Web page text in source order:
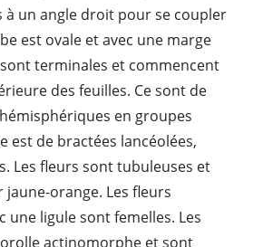
à un angle droit pour se coupler
est ovale et avec une marge
terminales et commencent
des feuilles. Ce sont de
en groupes
est de bractées lancéolées,
Les fleurs sont tubuleuses et
jaune-orange. Les fleurs
une ligule sont femelles. Les
actinomorphe et sont